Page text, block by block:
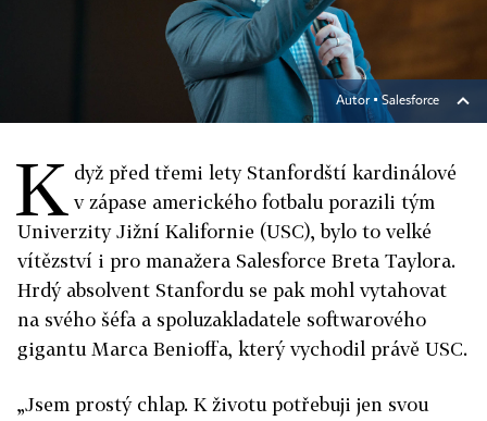
Autor ▪Salesforce
K dyž před třemi lety Stanfordští kardinálové
v zápase amerického fotbalu porazili tým
Univerzity Jižní Kalifornie (USC), bylo to velké
vítězství i pro manažera Salesforce Breta Taylora.
Hrdý absolvent Stanfordu se pak mohl vytahovat
na svého šéfa a spoluzakladatele softwarového
gigantu Marca Benioffa, který vychodil právě USC.
„Jsem prostý chlap. K životu potřebuji jen svou